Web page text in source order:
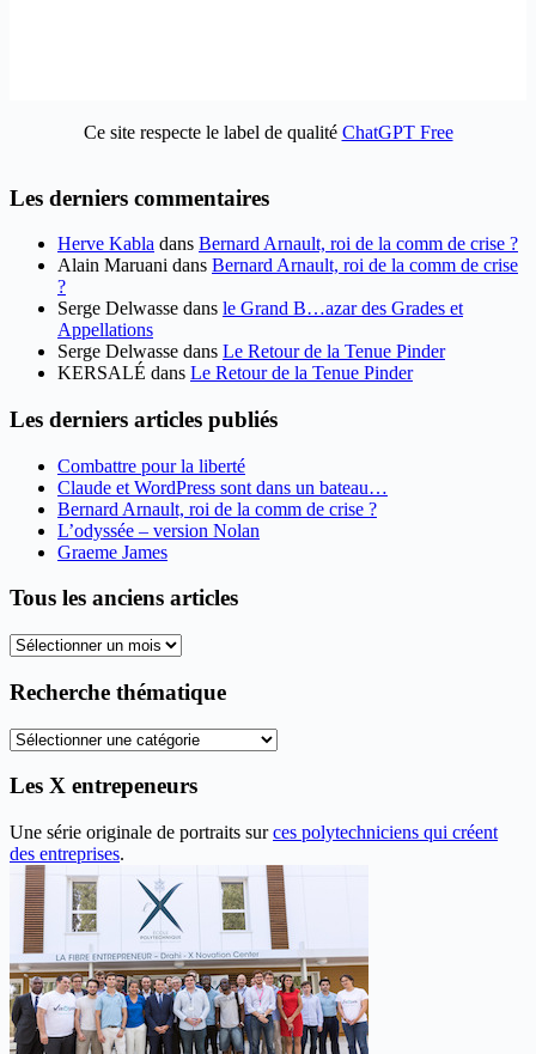
Ce site respecte le label de qualité ChatGPT Free
Les derniers commentaires
Herve Kabla dans Bernard Arnault, roi de la comm de crise ?
Alain Maruani dans Bernard Arnault, roi de la comm de crise
?
Serge Delwasse dans le Grand B…azar des Grades et
Appellations
Serge Delwasse dans Le Retour de la Tenue Pinder
KERSALÉ dans Le Retour de la Tenue Pinder
Les derniers articles publiés
Combattre pour la liberté
Claude et WordPress sont dans un bateau…
Bernard Arnault, roi de la comm de crise ?
L’odyssée – version Nolan
Graeme James
Tous les anciens articles
Tous
anciens
Recherche thématique
Recherche
Les X entrepeneurs
Une série originale de portraits surces polytechniciens qui créent
des entreprises.